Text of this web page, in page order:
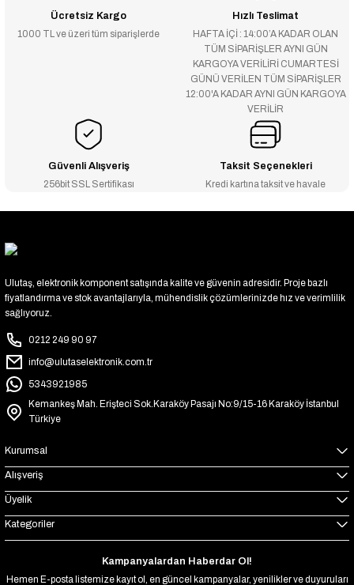
Ücretsiz Kargo
1000 TL ve üzeri tüm siparişlerde
Hızlı Teslimat
HAFTA İÇİ : 14:00’A KADAR OLAN
TÜM SİPARİŞLER AYNI GÜN
KARGOYA VERİLİRİ CUMARTESİ
GÜNÜ VERİLEN TÜM SİPARİŞLER
12:00'A KADAR AYNI GÜN KARGOYA
VERİLİR
Güvenli Alışveriş
256bit SSL Sertifikası
Taksit Seçenekleri
Kredi kartına taksit ve havale
Ulutaş, elektronik komponent satışında kalite ve güvenin adresidir. Proje bazlı
fiyatlandırma ve stok avantajlarıyla, mühendislik çözümlerinizde hız ve verimlilik
sağlıyoruz.
0212 249 90 97
info@ulutaselektronik.com.tr
5343921985
Kemankeş Mah. Erişteci Sok.Karaköy Pasajı No:9/15-16 Karaköy İstanbul
Türkiye
Kurumsal
Alışveriş
Üyelik
Kategoriler
Kampanyalardan Haberdar Ol!
Hemen E-posta listemize kayıt ol, en güncel kampanyalar, yenilikler ve duyuruları